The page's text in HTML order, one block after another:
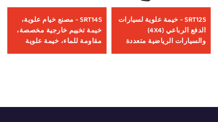
SRT12S - خيمة علوية لسيارات
الدفع الرباعي (4X4)
والسيارات الرياضية متعددة
الاستخدامات (SUV)، خيمة
SRT14S - مصنع خيام علوية،
خيمة تخييم خارجية مخصصة،
مقاومة للماء، خيمة علوية
للسيارة، إكسسوارات عالمية